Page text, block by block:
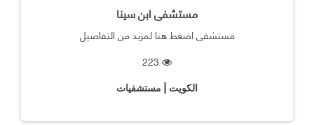
مستشفى ابن سينا
مستشفى اضغط هنا لمزيد من التفاصيل
الكويت | مستشفيات